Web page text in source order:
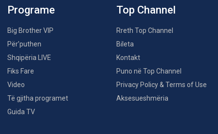
Programe
Big Brother VIP
Për’puthen
Shqipëria LIVE
Fiks Fare
Video
Të gjitha programet
Guida TV
Top Channel
Rreth Top Channel
Bileta
Kontakt
Puno në Top Channel
Privacy Policy & Terms of Use
Aksesueshmëria